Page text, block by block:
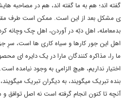
گفته اند؛ هم به ما گفته اند، هم در مصاحبه
ی مشکل بعد از این است. ممکن است طرف
بدمعامله، اهل دبّه در آوردن، اهل چک وچانه
اهل این جور کارها و سیاه کاری ها است، سرِ
ما را، مذاکره کنندگان مارا در یک دایره ای
اختیار نداریم، هیچ الزامی به وجود نیامده
بنده تبریک میگویند، به دیگران تبریک
آنچه تا کنون انجام گرفته است نه اصل توافق و